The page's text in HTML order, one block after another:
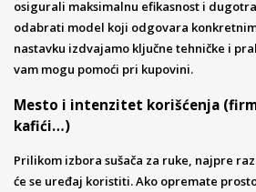
osigurali maksimalnu efikasnost i
odabrati model koji odgovara
nastavku izdvajamo ključne tehničke i
vam mogu pomoći pri kupovini.
Mesto i intenzitet korišćenja
kafići…)
Prilikom izbora sušača za ruke, najpre
će se uređaj koristiti. Ako opremate